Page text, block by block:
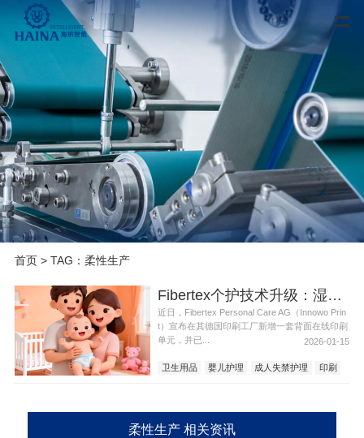
首页> TAG：柔性生产
Fibertex个护技术升级：湿显“在线印刷”
近日，Fibertex Personal Care AG（Innowo Prin
t）宣布在其德国印刷工厂新增一套背面在线印刷
单元，并已...
2026-01-15
卫生用品 婴儿护理 成人失禁护理
印刷
柔性生产 相关资讯